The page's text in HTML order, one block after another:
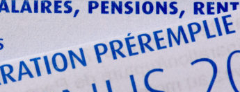
les
revenus
2022
est
connu